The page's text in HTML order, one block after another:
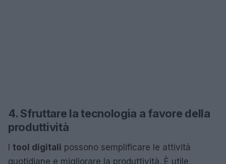
4. Sfruttare la tecnologia a favore della
produttività
I tool digitali possono semplificare le attività
quotidiane e migliorare la produttività. È utile